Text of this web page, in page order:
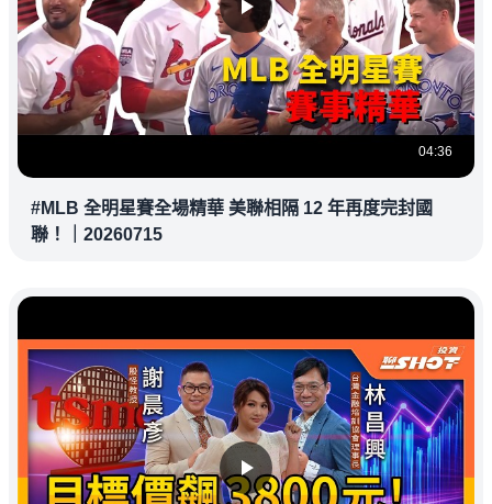
04:36
#MLB 全明星賽全場精華 美聯相隔 12 年再度完封國
聯！｜20260715